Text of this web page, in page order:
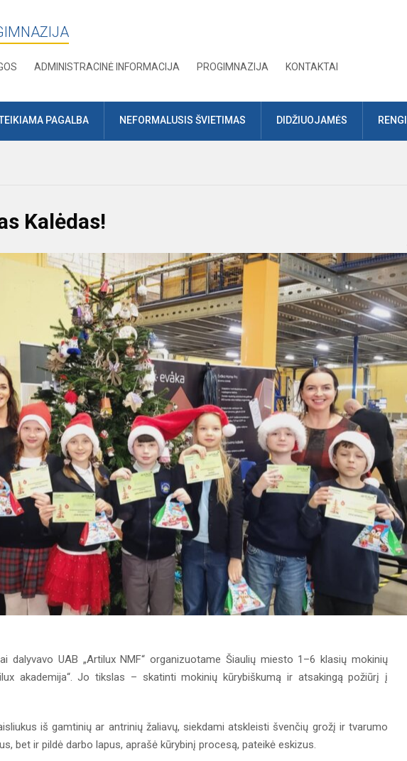
ADMINISTRACINĖ INFORMACIJA PROGIMNAZIJA KONTAKTAI
PAGALBA NEFORMALUSIS ŠVIETIMAS DIDŽIUOJAMĖS
Kalėdas!
dalyvavo UAB „Artilux NMF“ organizuotame Šiaulių miesto 1–6 klasių mokinių
akademija“. Jo tikslas – skatinti mokinių kūrybiškumą ir atsakingą požiūrį į
iš gamtinių ar antrinių žaliavų, siekdami atskleisti švenčių grožį ir tvarumo
bet ir pildė darbo lapus, aprašė kūrybinį procesą, pateikė eskizus.